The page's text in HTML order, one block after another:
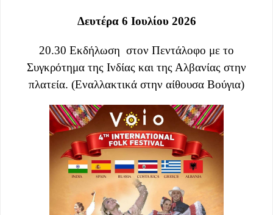
Δευτέρα 6 Ιουλίου 2026
20.30 Εκδήλωση στον Πεντάλοφο με το
Συγκρότημα της Ινδίας και της Αλβανίας στην
πλατεία. (Εναλλακτικά στην αίθουσα Βούγια)